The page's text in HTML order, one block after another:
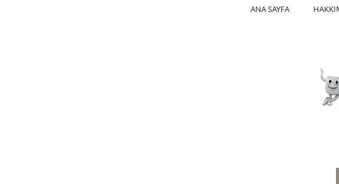
ANA SAYFA